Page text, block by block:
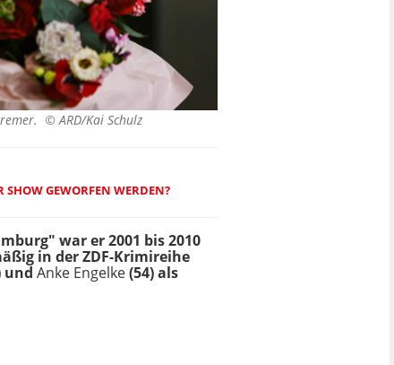
©ARD/Kai Schulz
GEWORFEN WERDEN?
war er 2001 bis 2010
in der ZDF-Krimireihe
und Anke Engelke(54) als